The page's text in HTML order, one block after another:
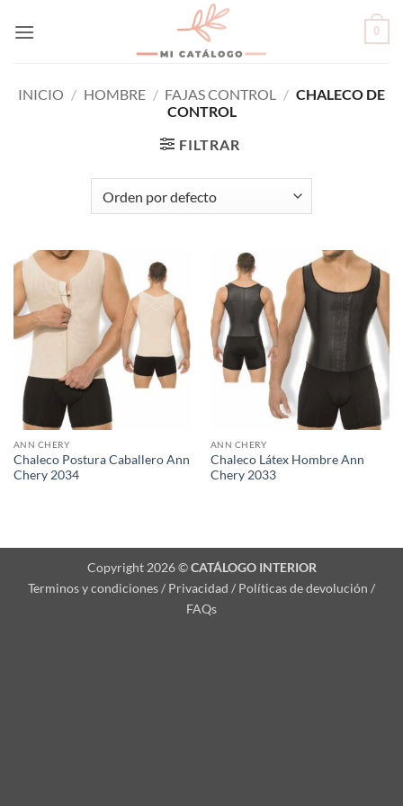
0
INICIO / HOMBRE / FAJAS CONTROL / CHALECO DE
CONTROL
FILTRAR
ANN CHERY
Chaleco Postura Caballero Ann
Chery 2034
ANN CHERY
Chaleco Látex Hombre Ann
Chery 2033
Copyright 2026 ©CATÁLOGO INTERIOR
Terminos y condiciones / Privacidad / Políticas de devolución /
FAQs